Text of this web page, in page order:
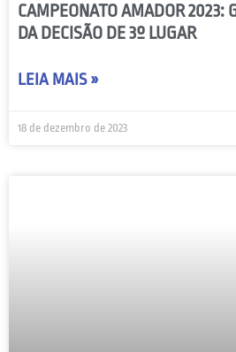
CAMPEONATO AMADOR 2023:
DA DECISÃO DE 3º LUGAR
LEIA MAIS »
18 de dezembro de 2023